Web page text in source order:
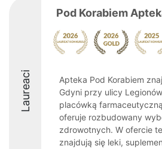
Laureaci
Pod Korabiem
Apteka Pod Korabiem
Gdyni przy ulicy
placówką
oferuje rozbudowany
zdrowotnych. W ofercie
znajdują się leki,